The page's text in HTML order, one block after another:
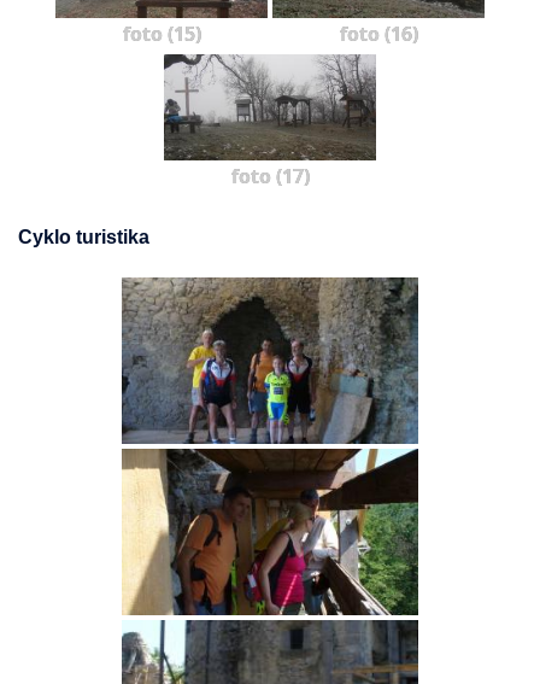
foto (15) foto (16)
foto (17)
Cyklo turistika